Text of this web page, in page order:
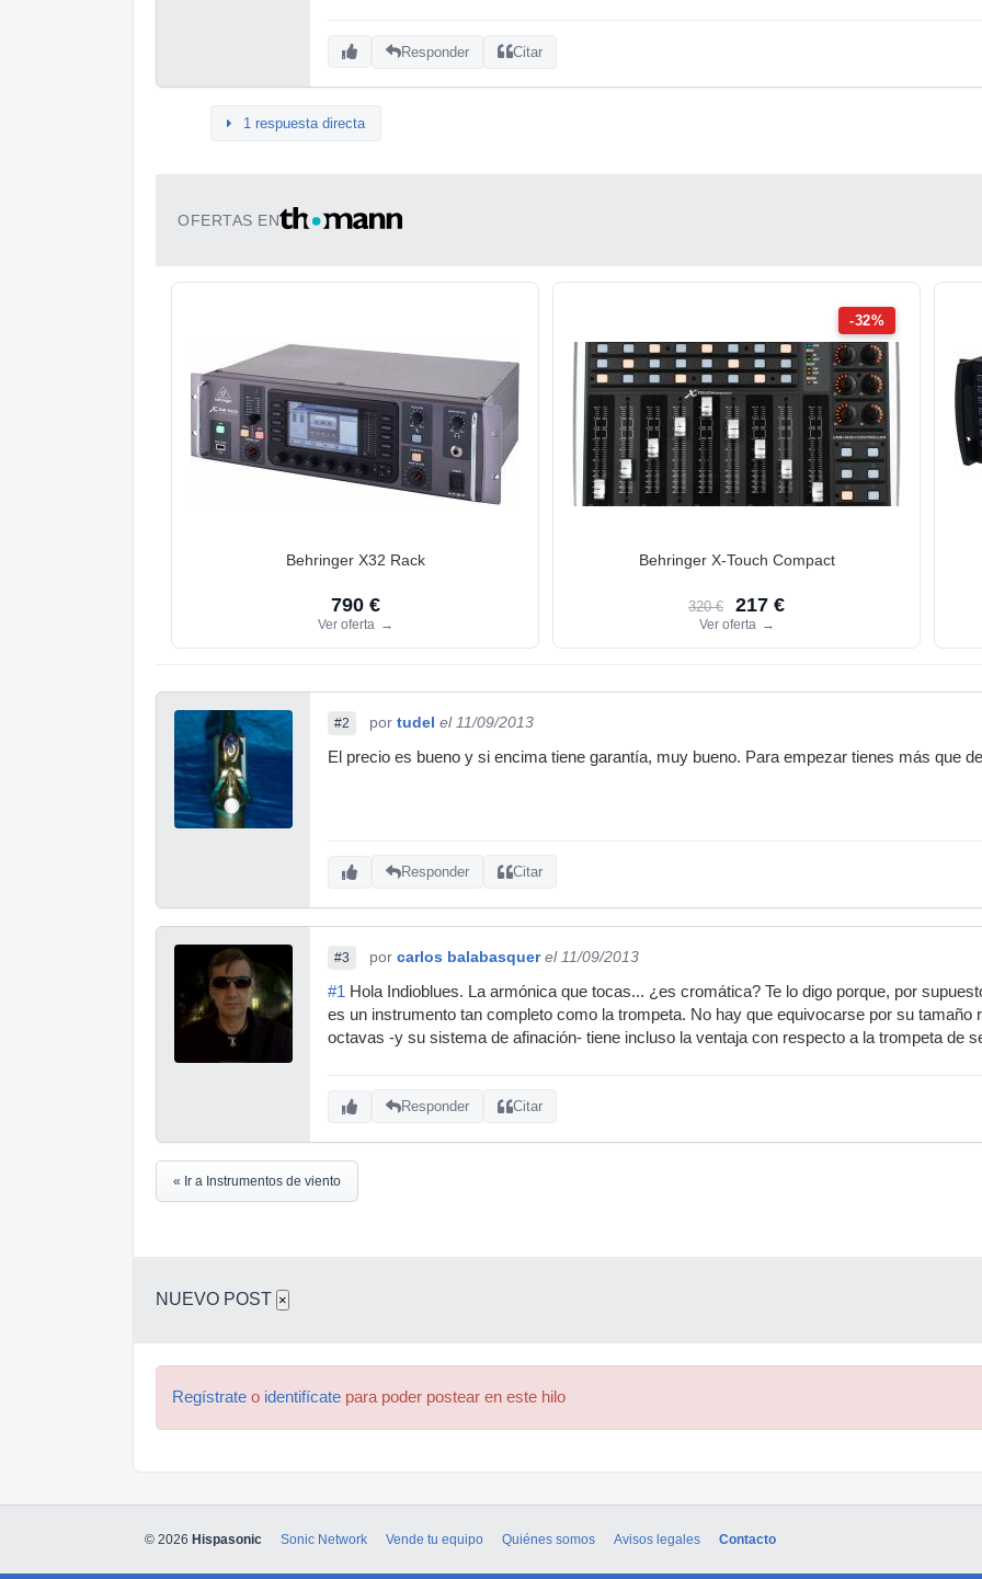
Responder Citar
1 respuesta directa
OFERTAS EN
Behringer X32 Rack
790 €
Ver oferta →
-32%
Behringer X-Touch Compact
320 € 217 €
Ver oferta →
#2 por tudel el 11/09/2013
El precio es bueno y si encima tiene garantía, muy bueno. Para empezar tienes más que
Responder Citar
#3 por carlos balabasquer el 11/09/2013
#1 Hola Indioblues. La armónica que tocas... ¿es cromática? Te lo digo porque, por
es un instrumento tan completo como la trompeta. No hay que equivocarse por su
octavas -y su sistema de afinación- tiene incluso la ventaja con respecto a la trompeta de
Responder Citar
« Ir a Instrumentos de viento
NUEVO POST ×
Regístrate o identifícate para poder postear en este hilo
© 2026 Hispasonic Sonic Network Vende tu equipo Quiénes somos Avisos legales Contacto